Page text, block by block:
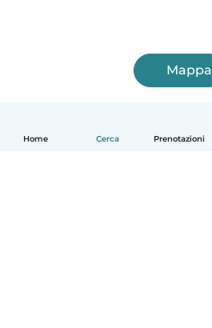
Home Cerca Prenotazioni
Mappa